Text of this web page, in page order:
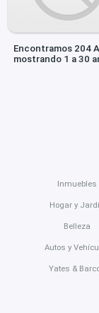
Encontramos 204
mostrando 1 a 30
Inmuebles
Hogar y
Belleza
Autos y
Yates &